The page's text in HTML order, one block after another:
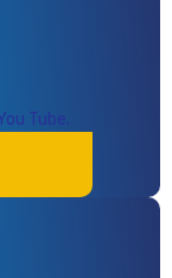
Tube.